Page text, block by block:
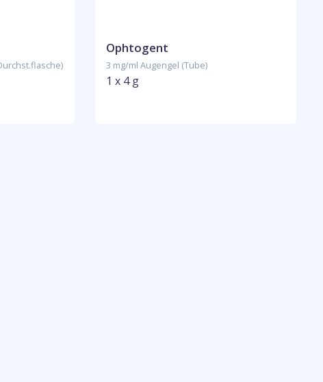
Ophtogent
3 mg/ml Augengel (Tube)
1 x 4 g